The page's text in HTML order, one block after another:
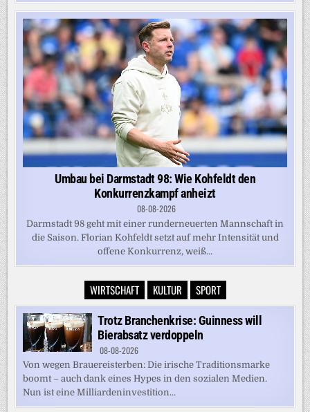
Umbau bei Darmstadt 98: Wie Kohfeldt den
Konkurrenzkampf anheizt
08-08-2026
Darmstadt 98 geht mit einer runderneuerten Mannschaft in
die Saison. Florian Kohfeldt setzt auf mehr Intensität und
offene Konkurrenz, weiß...
WIRTSCHAFT KULTUR SPORT
Trotz Branchenkrise: Guinness will
Bierabsatz verdoppeln
08-08-2026
Von wegen Brauereisterben: Die irische Traditionsmarke
boomt – auch dank eines Hypes in den sozialen Medien.
Nun ist eine Milliardeninvestition...